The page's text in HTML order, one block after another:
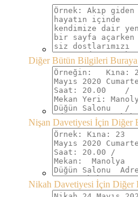
Diğer Bütün Bilgileri
Nişan Davetiyesi İçin Diğer
Nikah Davetiyesi İçin Diğer